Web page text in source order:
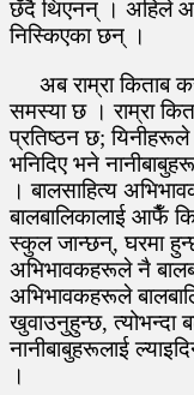
छँदै थिएनन् । अहिले
निस्किएका छन् ।
अब राम्रा किताब
समस्या छ । राम्रा
प्रतिष्ठन छ;
भनिदिए भने
। बालसाहित्य
बालबालिकालाई आफैँ
स्कुल जान्छन्, घरमा
अभिभावकहरूले नै
अभिभावकहरूले
खुवाउनुहुन्छ, त्योभन्दा
नानीबाबुहरूलाई
।